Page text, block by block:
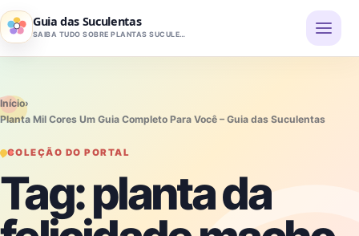
Pular para o conteúdo
Guia das Suculentas
SAIBA TUDO SOBRE PLANTAS SUCULENTAS
Início›
Planta Mil Cores Um Guia Completo Para Você – Guia das Suculentas
COLEÇÃO DO PORTAL
Tag:planta da